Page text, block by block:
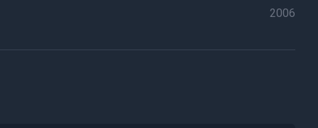
2006